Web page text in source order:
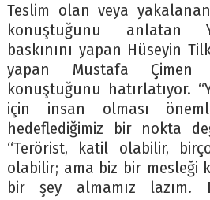
Teslim olan veya
konuştuğunu anlatan
baskınını yapan Hüseyin
yapan Mustafa Çimen
konuştuğunu hatırlatıyor.
için insan olması
hedeflediğimiz bir nokta
“Terörist, katil olabilir,
olabilir; ama biz bir mesleği
bir şey almamız lazım.